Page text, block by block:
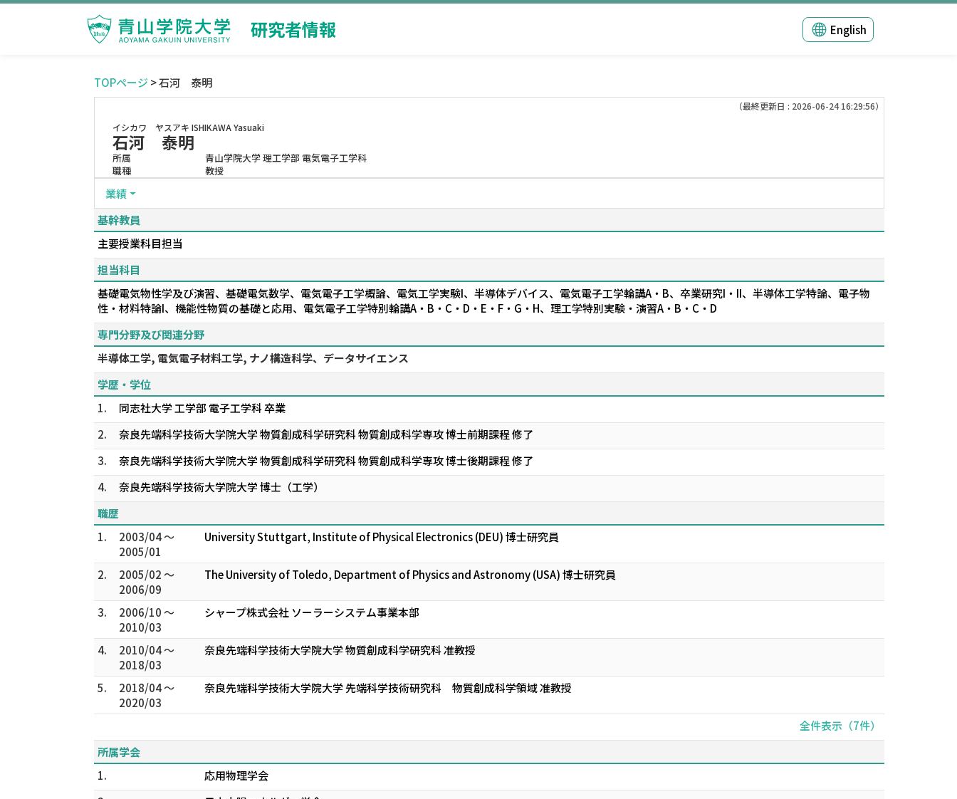
研究者情報 English
TOPページ > 石河 泰明
（最終更新日 : 2026-06-24 16:29:56）
イシカワ ヤスアキ ISHIKAWA Yasuaki
石河 泰明
所属
青山学院大学 理工学部 電気電子工学科
職種
教授
業績
基幹教員
主要授業科目担当
担当科目
基礎電気物性学及び演習、基礎電気数学、電気電子工学概論、電気工学実験I、半導体デバイス、電気電子工学輪講A・B、卒業研究I・II、半導体工学特論、電子物
性・材料特論I、機能性物質の基礎と応用、電気電子工学特別輪講A・B・C・D・E・F・G・H、理工学特別実験・演習A・B・C・D
専門分野及び関連分野
半導体工学, 電気電子材料工学, ナノ構造科学、データサイエンス
学歴・学位
1.
同志社大学 工学部 電子工学科 卒業
2.
奈良先端科学技術大学院大学 物質創成科学研究科 物質創成科学専攻 博士前期課程 修了
3.
奈良先端科学技術大学院大学 物質創成科学研究科 物質創成科学専攻 博士後期課程 修了
4.
奈良先端科学技術大学院大学 博士（工学）
職歴
1.
2003/04 ～
2005/01
University Stuttgart, Institute of Physical Electronics (DEU) 博士研究員
2.
2005/02 ～
2006/09
The University of Toledo, Department of Physics and Astronomy (USA) 博士研究員
3.
2006/10 ～
2010/03
シャープ株式会社 ソーラーシステム事業本部
4.
2010/04 ～
2018/03
奈良先端科学技術大学院大学 物質創成科学研究科 准教授
5.
2018/04 ～
2020/03
奈良先端科学技術大学院大学 先端科学技術研究科 物質創成科学領域 准教授
全件表示（7件）
所属学会
1.
応用物理学会